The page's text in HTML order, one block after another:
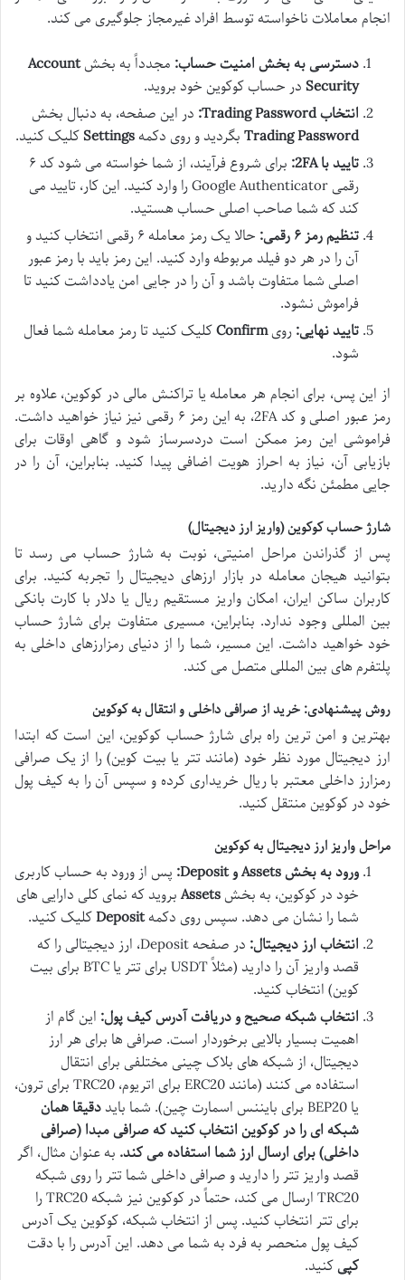
انجام معاملات ناخواسته توسط افراد غیرمجاز جلوگیری می کند.
دسترسی به بخش امنیت حساب: مجدداً به بخشAccount
Security در حساب کوکوین خود بروید.
انتخاب Trading Password:
در این صفحه، به دنبال بخش
Trading Passwordبگردید و روی دکمهSettingsکلیک کنید.
تایید با 2FA:
برای شروع فرآیند، از شما خواسته می شود کد ۶
رقمی Google Authenticator را وارد کنید. این کار، تایید می
کند که شما صاحب اصلی حساب هستید.
تنظیم رمز ۶ رقمی:
حالا یک رمز معامله ۶ رقمی انتخاب کنید و
آن را در هر دو فیلد مربوطه وارد کنید. این رمز باید با رمز عبور
اصلی شما متفاوت باشد و آن را در جایی امن یادداشت کنید تا
فراموش نشود.
تایید نهایی:رویConfirmکلیک کنید تا رمز معامله شما فعال
شود.
از این پس، برای انجام هر معامله یا تراکنش مالی در کوکوین، علاوه بر
رمز عبور اصلی و کد 2FA، به این رمز ۶ رقمی نیز نیاز خواهید داشت.
فراموشی این رمز ممکن است دردسرساز شود و گاهی اوقات برای
بازیابی آن، نیاز به احراز هویت اضافی پیدا کنید. بنابراین، آن را در
جایی مطمئن نگه دارید.
شارژ حساب کوکوین (واریز ارز دیجیتال)
پس از گذراندن مراحل امنیتی، نوبت به شارژ حساب می رسد تا
بتوانید هیجان معامله در بازار ارزهای دیجیتال را تجربه کنید. برای
کاربران ساکن ایران، امکان واریز مستقیم ریال یا دلار با کارت بانکی
بین المللی وجود ندارد. بنابراین، مسیری متفاوت برای شارژ حساب
خود خواهید داشت. این مسیر، شما را از دنیای رمزارزهای داخلی به
پلتفرم های بین المللی متصل می کند.
روش پیشنهادی: خرید از صرافی داخلی و انتقال به کوکوین
بهترین و امن ترین راه برای شارژ حساب کوکوین، این است که ابتدا
ارز دیجیتال مورد نظر خود (مانند تتر یا بیت کوین) را از یک صرافی
رمزارز داخلی معتبر با ریال خریداری کرده و سپس آن را به کیف پول
خود در کوکوین منتقل کنید.
مراحل واریز ارز دیجیتال به کوکوین
ورود به بخش Assets و Deposit:
پس از ورود به حساب کاربری
خود در کوکوین، به بخشAssetsبروید که نمای کلی دارایی های
شما را نشان می دهد. سپس روی دکمهDepositکلیک کنید.
انتخاب ارز دیجیتال:
در صفحه Deposit، ارز دیجیتالی را که
قصد واریز آن را دارید (مثلاً USDT برای تتر یا BTC برای بیت
کوین) انتخاب کنید.
انتخاب شبکه صحیح و دریافت آدرس کیف پول: این گام از
اهمیت بسیار بالایی برخوردار است. صرافی ها برای هر ارز
دیجیتال، از شبکه های بلاک چینی مختلفی برای انتقال
استفاده می کنند (مانند ERC20 برای اتریوم، TRC20 برای ترون،
یا BEP20 برای بایننس اسمارت چین). شما باید
دقیقا همان
شبکه ای را در کوکوین انتخاب کنید که صرافی مبدا (صرافی
داخلی) برای ارسال ارز شما استفاده می کند. به عنوان مثال، اگر
قصد واریز تتر را دارید و صرافی داخلی شما تتر را روی شبکه
TRC20 ارسال می کند، حتماً در کوکوین نیز شبکه TRC20 را
برای تتر انتخاب کنید. پس از انتخاب شبکه، کوکوین یک آدرس
کیف پول منحصر به فرد به شما می دهد. این آدرس را با دقت
کپیکنید.